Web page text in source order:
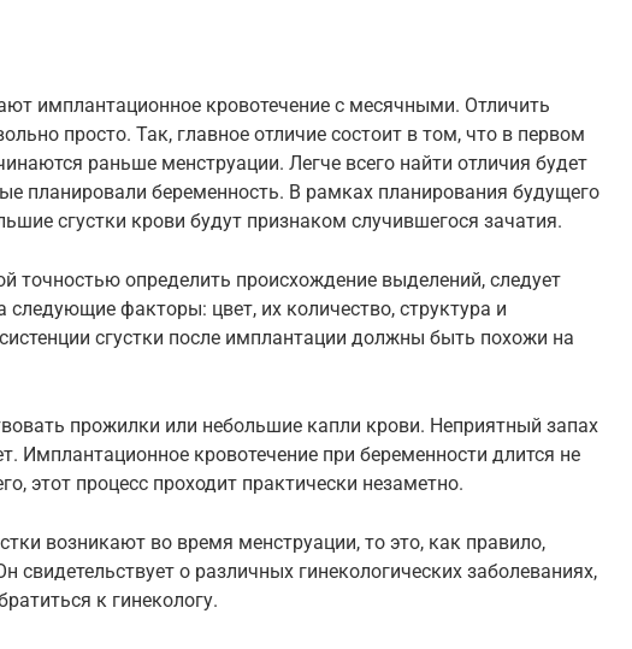
имплантационное кровотечение с месячными. Отличить
просто. Так, главное отличие состоит в том, что в первом
раньше менструации. Легче всего найти отличия будет
планировали беременность. В рамках планирования будущего
сгустки крови будут признаком случившегося зачатия.
точностью определить происхождение выделений, следует
следующие факторы: цвет, их количество, структура и
сгустки после имплантации должны быть похожи на
прожилки или небольшие капли крови. Неприятный запах
Имплантационное кровотечение при беременности длится не
этот процесс проходит практически незаметно.
возникают во время менструации, то это, как правило,
свидетельствует о различных гинекологических заболеваниях,
к гинекологу.